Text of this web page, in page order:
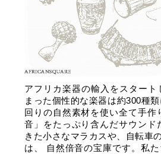
アフリカ楽器の輸入をスター
まった個性的な楽器は約300種
回りの自然素材を使い全て手
音」をたっぷり含んだサウン
きた小さなマラカスや、自転車
は、 自然倍音の宝庫です。私